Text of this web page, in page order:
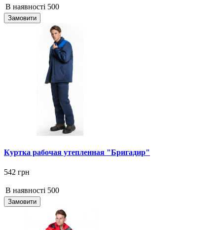
В наявності 500
Замовити
Куртка рабочая утепленная "Бригадир"
542 грн
В наявності 500
Замовити